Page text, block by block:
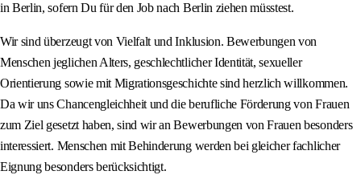
in Berlin, sofern Du für den Job nach Berlin ziehen müsstest.
Wir sind überzeugt von Vielfalt und Inklusion. Bewerbungen von
Menschen jeglichen Alters, geschlechtlicher Identität, sexueller
Orientierung sowie mit Migrationsgeschichte sind herzlich willkommen.
Da wir uns Chancengleichheit und die berufliche Förderung von Frauen
zum Ziel gesetzt haben, sind wir an Bewerbungen von Frauen besonders
interessiert. Menschen mit Behinderung werden bei gleicher fachlicher
Eignung besonders berücksichtigt.